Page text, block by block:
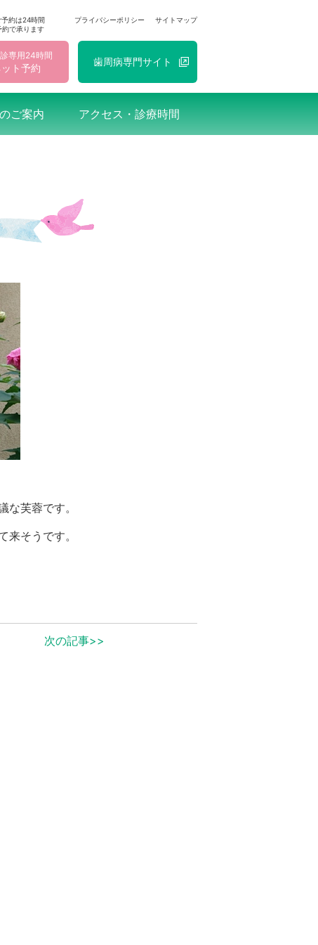
プライバシーポリシー サイトマップ
約は24時間
約で承ります
専用24時間
ト予約
歯周病専門サイト
ご案内 アクセス・診療時間
芙蓉です。
そうです。
次の記事>>